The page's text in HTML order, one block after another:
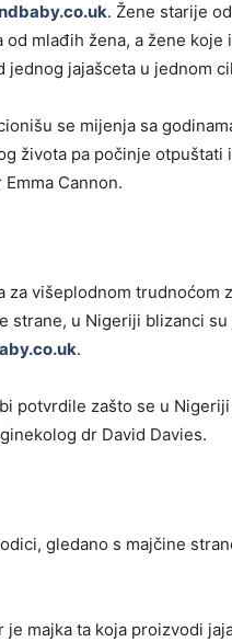
. Žene starije
mlađih žena, a žene
jajašceta u jednom
se mijenja sa
života pa počinje otpuštati
Cannon.
za višeplodnom trudnoćom
strane, u Nigeriji blizanci
.
potvrdile zašto se u
dr David Davies.
gledano s majčine
je majka ta koja proizvodi